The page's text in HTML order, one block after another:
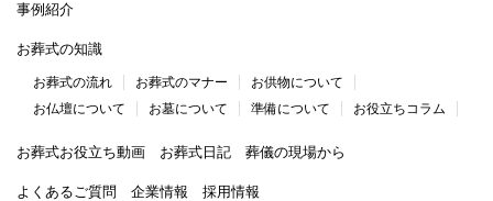
事例紹介
お葬式の知識
お葬式の流れ お葬式のマナー
お供物について
お仏壇について
お墓について 準備について お役立ちコラム
お葬式お役立ち動画 お葬式日記 葬儀の現場から
よくあるご質問 企業情報 採用情報